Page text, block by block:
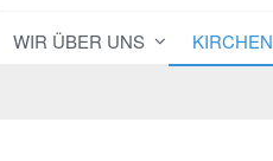
WIR ÜBER UNS KIRCHEN